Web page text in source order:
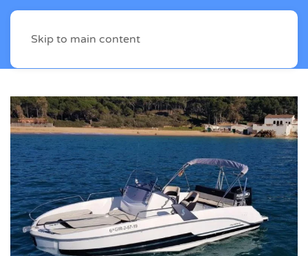
Skip to main content